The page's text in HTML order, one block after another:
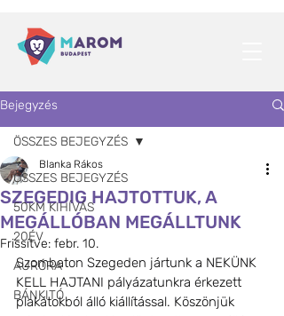
Bejegyzés
ÖSSZES BEJEGYZÉS
50KM KIHÍVÁS
20ÉV
AURÓRA
BÁNKITÓ
ÖSSZES BEJEGYZÉS
SZEGEDIG HAJTOTTUK, A
MEGÁLLÓBAN MEGÁLLTUNK
Blanka Rákos
Frissítve: febr. 10.
Szombaton Szegeden jártunk a NEKÜNK
KELL HAJTANI pályázatunkra érkezett
plakátokból álló kiállítással. Köszönjük